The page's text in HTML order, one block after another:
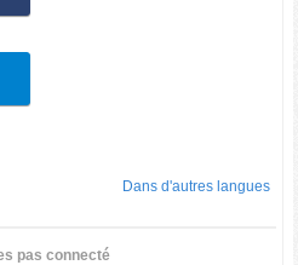
Dans d'autres langues
pas connecté